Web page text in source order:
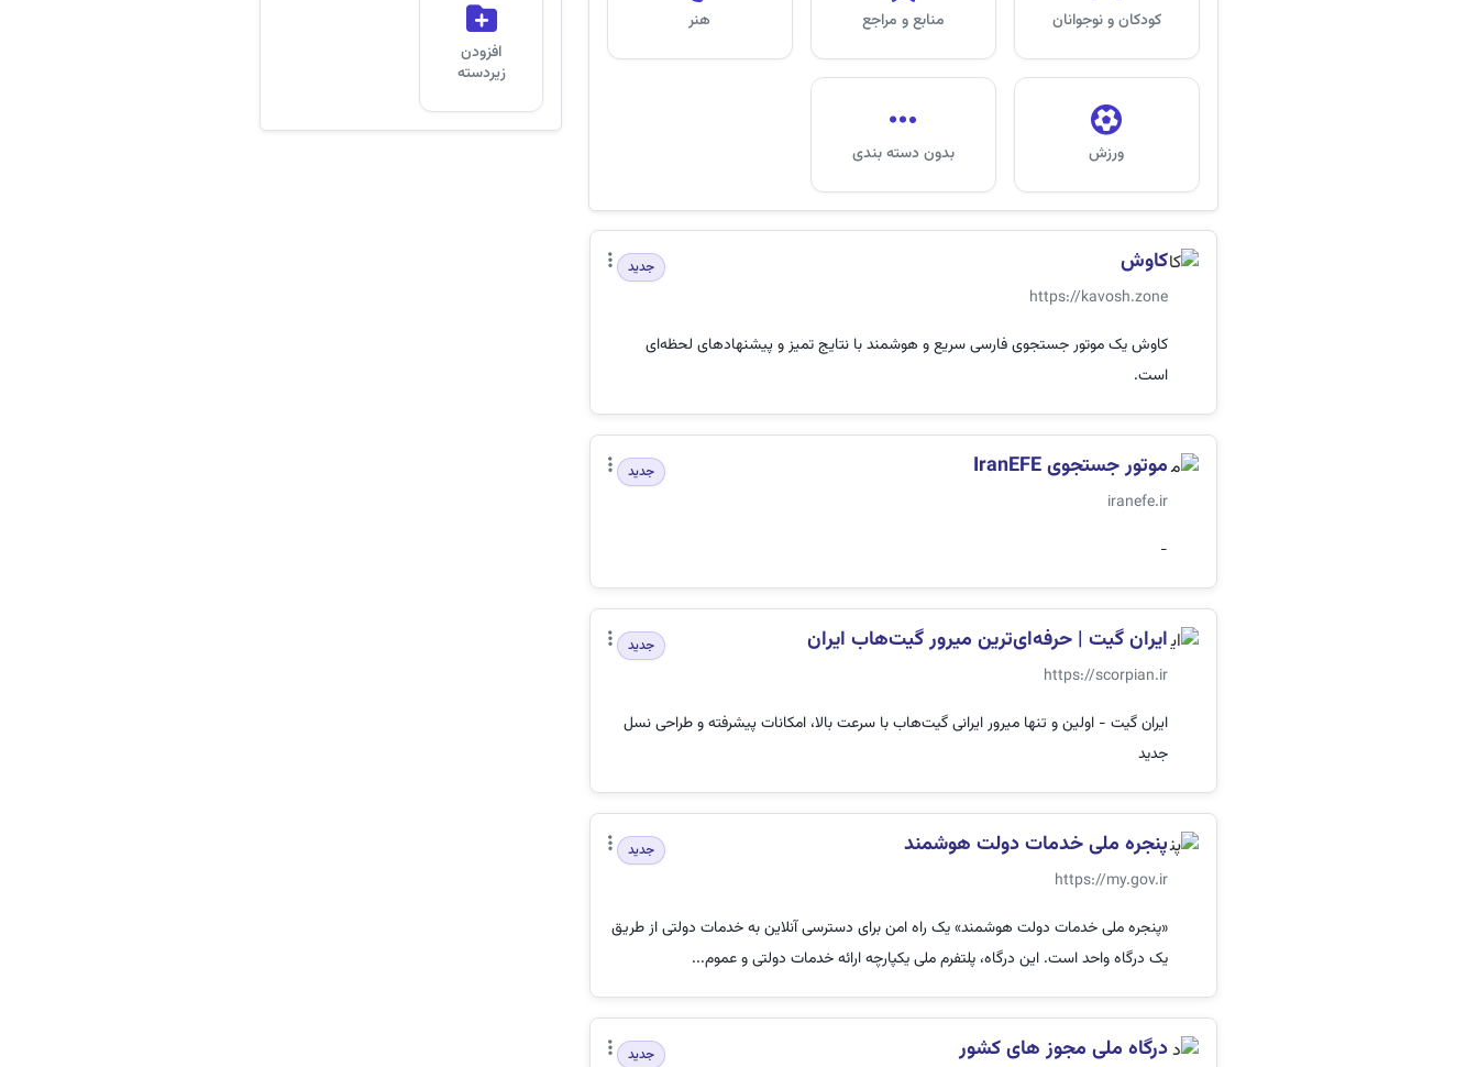
کودکان و نوجوانان منابع و مراجع هنر
ورزش بدون دسته بندی
کاوش
https://kavosh.zone
جدید
کاوش یک موتور جستجوی فارسی سریع و هوشمند با نتایج تمیز و پیشنهادهای لحظه‌ای
است.
موتور جستجوی IranEFE
iranefe.ir
جدید
-
ایران گیت | حرفه‌ای‌ترین میرور گیت‌هاب ایران
https://scorpian.ir
جدید
ایران گیت - اولین و تنها میرور ایرانی گیت‌هاب با سرعت بالا، امکانات پیشرفته و طراحی نسل
جدید
پنجره ملی خدمات دولت هوشمند
https://my.gov.ir
جدید
«پنجره ملی خدمات دولت هوشمند» یک راه امن برای دسترسی آنلاین به خدمات دولتی از طریق
یک درگاه واحد است. این درگاه، پلتفرم ملی یکپارچه ارائه خدمات دولتی و عموم...
درگاه ملی مجوز های کشور جدید
افزودن
زیردسته